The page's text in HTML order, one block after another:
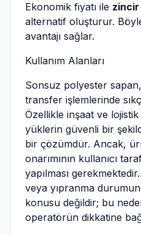
Ekonomik fiyatı ile
alternatif oluşturur.
avantajı sağlar.
Kullanım Alanları
Sonsuz polyester
transfer işlemlerinde
Özellikle inşaat ve
yüklerin güvenli bir
bir çözümdür. Ancak,
onarımının kullanıcı
yapılması
veya yıpranma
konusu değildir; bu
operatörün dikkatine